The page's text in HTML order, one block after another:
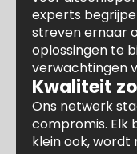
experts
streven ernaar
oplossingen te
verwachtingen
Kwaliteit
Ons netwerk
compromis. Elk
klein ook, wordt